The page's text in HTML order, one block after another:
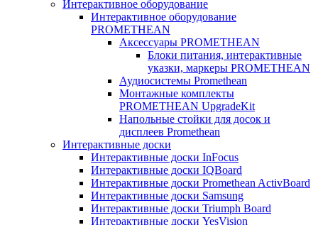
Интерактивное оборудование
Интерактивное оборудование
PROMETHEAN
Аксессуары PROMETHEAN
Блоки питания, интерактивные
указки, маркеры PROMETHEAN
Аудиосистемы Promethean
Монтажные комплекты
PROMETHEAN UpgradeKit
Напольные стойки для досок и
дисплеев Promethean
Интерактивные доски
Интерактивные доски InFocus
Интерактивные доски IQBoard
Интерактивные доски Promethean ActivBoard
Интерактивные доски Samsung
Интерактивные доски Triumph Board
Интерактивные доски YesVision